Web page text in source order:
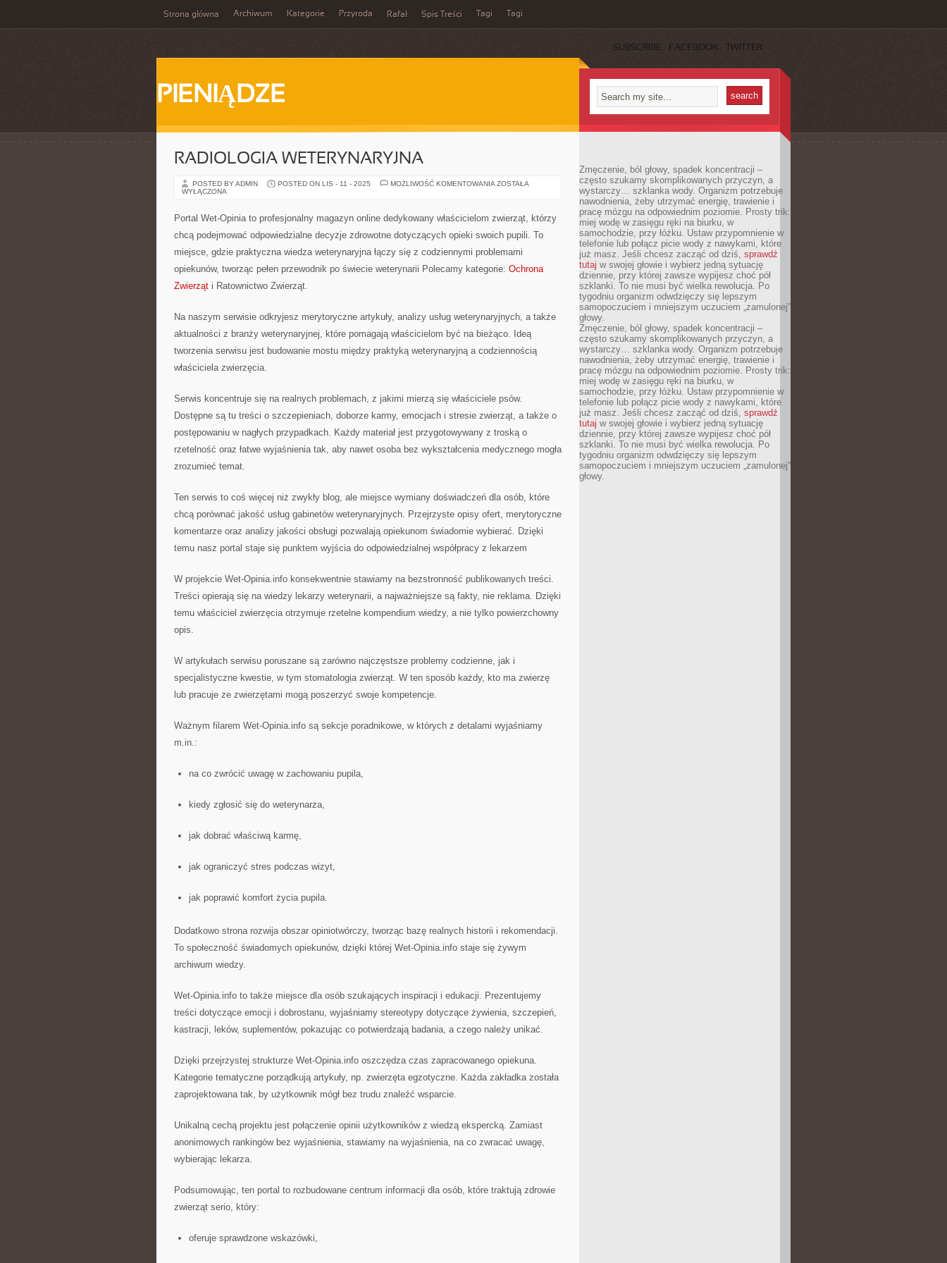
Strona główna Archiwum Kategorie Przyroda Rafał Spis Treści Tagi Tagi
SUBSCRIBE FACEBOOK TWITTER
PIENIĄDZE
RADIOLOGIA WETERYNARYJNA
POSTED BY ADMIN POSTED ON LIS - 11 - 2025 MOŻLIWOŚĆ KOMENTOWANIA RADIOLOGIA
ZOSTAŁA
WYŁĄCZONA
Portal Wet-Opinia to profesjonalny magazyn online dedykowany właścicielom zwierząt, którzy
chcą podejmować odpowiedzialne decyzje zdrowotne dotyczących opieki swoich pupili. To
miejsce, gdzie praktyczna wiedza weterynaryjna łączy się z codziennymi problemami
opiekunów, tworząc pełen przewodnik po świecie weterynarii Polecamy kategorie: Ochrona
Zwierząt i Ratownictwo Zwierząt.
Na naszym serwisie odkryjesz merytoryczne artykuły, analizy usług weterynaryjnych, a także
aktualności z branży weterynaryjnej, które pomagają właścicielom być na bieżąco. Ideą
tworzenia serwisu jest budowanie mostu między praktyką weterynaryjną a codziennością
właściciela zwierzęcia.
Serwis koncentruje się na realnych problemach, z jakimi mierzą się właściciele psów.
Dostępne są tu treści o szczepieniach, doborze karmy, emocjach i stresie zwierząt, a także o
postępowaniu w nagłych przypadkach. Każdy materiał jest przygotowywany z troską o
rzetelność oraz łatwe wyjaśnienia tak, aby nawet osoba bez wykształcenia medycznego mogła
zrozumieć temat.
Ten serwis to coś więcej niż zwykły blog, ale miejsce wymiany doświadczeń dla osób, które
chcą porównać jakość usług gabinetów weterynaryjnych. Przejrzyste opisy ofert, merytoryczne
komentarze oraz analizy jakości obsługi pozwalają opiekunom świadomie wybierać. Dzięki
temu nasz portal staje się punktem wyjścia do odpowiedzialnej współpracy z lekarzem
W projekcie Wet-Opinia.info konsekwentnie stawiamy na bezstronność publikowanych treści.
Treści opierają się na wiedzy lekarzy weterynarii, a najważniejsze są fakty, nie reklama. Dzięki
temu właściciel zwierzęcia otrzymuje rzetelne kompendium wiedzy, a nie tylko powierzchowny
opis.
W artykułach serwisu poruszane są zarówno najczęstsze problemy codzienne, jak i
specjalistyczne kwestie, w tym stomatologia zwierząt. W ten sposób każdy, kto ma zwierzę
lub pracuje ze zwierzętami mogą poszerzyć swoje kompetencje.
Ważnym filarem Wet-Opinia.info są sekcje poradnikowe, w których z detalami wyjaśniamy
m.in.:
na co zwrócić uwagę w zachowaniu pupila,
kiedy zgłosić się do weterynarza,
jak dobrać właściwą karmę,
jak ograniczyć stres podczas wizyt,
jak poprawić komfort życia pupila.
Dodatkowo strona rozwija obszar opiniotwórczy, tworząc bazę realnych historii i rekomendacji.
To społeczność świadomych opiekunów, dzięki której Wet-Opinia.info staje się żywym
archiwum wiedzy.
Wet-Opinia.info to także miejsce dla osób szukających inspiracji i edukacji. Prezentujemy
treści dotyczące emocji i dobrostanu, wyjaśniamy stereotypy dotyczące żywienia, szczepień,
kastracji, leków, suplementów, pokazując co potwierdzają badania, a czego należy unikać.
Dzięki przejrzystej strukturze Wet-Opinia.info oszczędza czas zapracowanego opiekuna.
Kategorie tematyczne porządkują artykuły, np. zwierzęta egzotyczne. Każda zakładka została
zaprojektowana tak, by użytkownik mógł bez trudu znaleźć wsparcie.
Unikalną cechą projektu jest połączenie opinii użytkowników z wiedzą ekspercką. Zamiast
anonimowych rankingów bez wyjaśnienia, stawiamy na wyjaśnienia, na co zwracać uwagę,
wybierając lekarza.
Podsumowując, ten portal to rozbudowane centrum informacji dla osób, które traktują zdrowie
zwierząt serio, który:
oferuje sprawdzone wskazówki,
Zmęczenie, ból głowy, spadek koncentracji –
często szukamy skomplikowanych przyczyn, a
wystarczy… szklanka wody. Organizm potrzebuje
nawodnienia, żeby utrzymać energię, trawienie i
pracę mózgu na odpowiednim poziomie. Prosty trik:
miej wodę w zasięgu ręki na biurku, w
samochodzie, przy łóżku. Ustaw przypomnienie w
telefonie lub połącz picie wody z nawykami, które
już masz. Jeśli chcesz zacząć od dziś, sprawdź
tutaj w swojej głowie i wybierz jedną sytuację
dziennie, przy której zawsze wypijesz choć pół
szklanki. To nie musi być wielka rewolucja. Po
tygodniu organizm odwdzięczy się lepszym
samopoczuciem i mniejszym uczuciem „zamulonej”
głowy.
Zmęczenie, ból głowy, spadek koncentracji –
często szukamy skomplikowanych przyczyn, a
wystarczy… szklanka wody. Organizm potrzebuje
nawodnienia, żeby utrzymać energię, trawienie i
pracę mózgu na odpowiednim poziomie. Prosty trik:
miej wodę w zasięgu ręki na biurku, w
samochodzie, przy łóżku. Ustaw przypomnienie w
telefonie lub połącz picie wody z nawykami, które
już masz. Jeśli chcesz zacząć od dziś, sprawdź
tutaj w swojej głowie i wybierz jedną sytuację
dziennie, przy której zawsze wypijesz choć pół
szklanki. To nie musi być wielka rewolucja. Po
tygodniu organizm odwdzięczy się lepszym
samopoczuciem i mniejszym uczuciem „zamulonej”
głowy.